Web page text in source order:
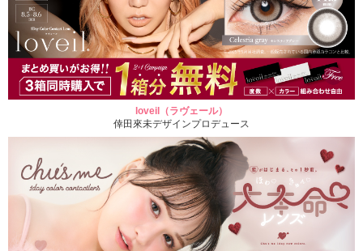
loveil（ラヴェール）
倖田來未デザインプロデュース